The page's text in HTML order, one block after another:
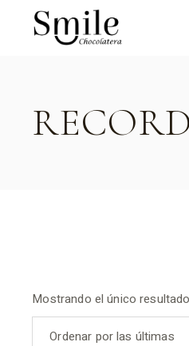
content
Mostrando el único resultado
Ordenar por las últimas